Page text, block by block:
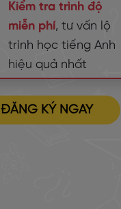
Kiểm tra trình độ
miễn phí, tư vấn lộ
trình học tiếng Anh
hiệu quả nhất
ĐĂNG KÝ NGAY